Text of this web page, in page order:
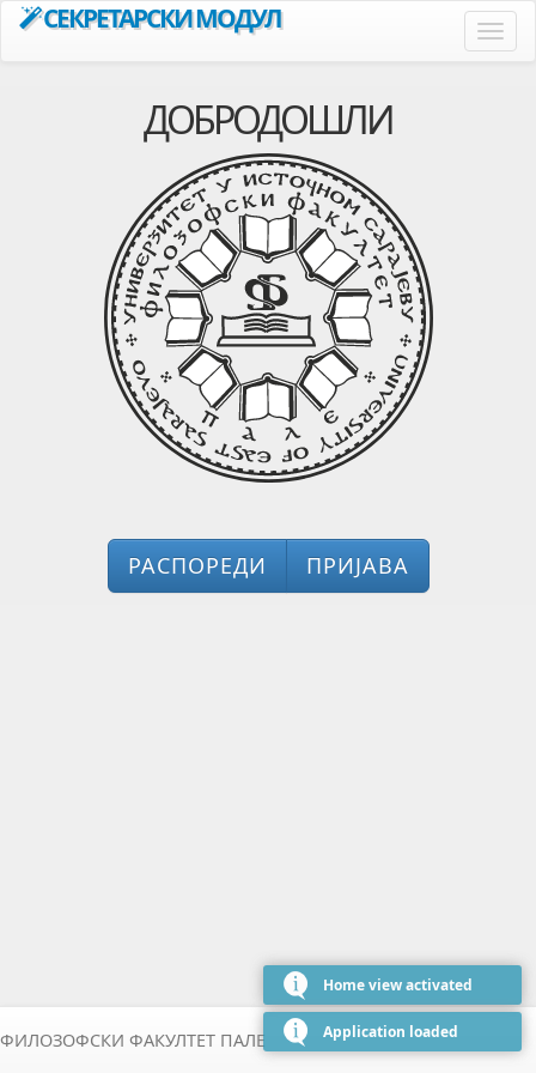
СЕКРЕТАРСКИ МОДУЛ
ДОБРОДОШЛИ
РАСПОРЕДИ ПРИЈАВА
ФИЛОЗОФСКИ ФАКУЛТЕТ ПАЛЕ
Home view activated
Application loaded